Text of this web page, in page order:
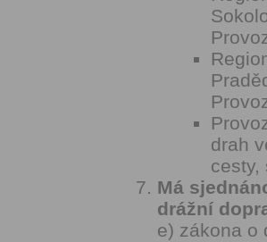
drah
cesty,
Má
drážní
e) zákona o